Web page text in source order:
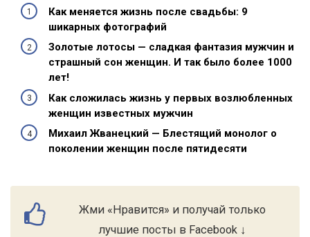
Как меняется жизнь после свадьбы: 9
шикарных фотографий
Золотые лотосы — сладкая фантазия мужчин и
страшный сон женщин. И так было более 1000
лет!
Как сложилась жизнь у первых возлюбленных
женщин известных мужчин
Михаил Жванецкий — Блестящий монолог о
поколении женщин после пятидесяти
Жми «Нравится» и получай только
лучшие посты в Facebook ↓